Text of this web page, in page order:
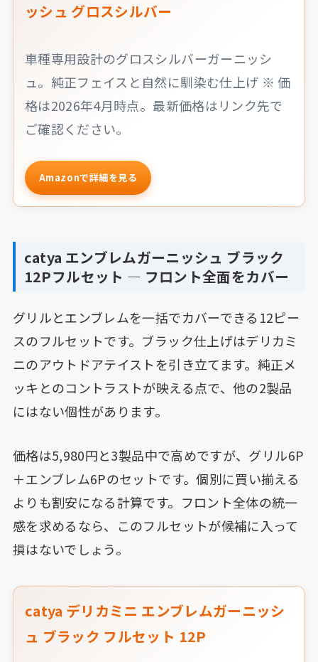
ッシュ グロスシルバー
車種専用設計のグロスシルバーガーニッシ
ュ。純正フェイスと自然に馴染む仕上げ ※ 価
格は2026年4月時点。最新価格はリンク先で
ご確認ください。
Amazonで詳細を見る
catya エンブレムガーニッシュ ブラック
12Pフルセット — フロント全面をカバー
グリルとエンブレムを一括でカバーできる12ピー
スのフルセットです。ブラック仕上げはデリカミ
ニのアウトドアテイストを引き立てます。純正メ
ッキとのコントラストが映える点で、他の2製品
にはない個性があります。
価格は5,980円と3製品中で高めですが、グリル6P
＋エンブレム6Pのセットです。個別に買い揃える
よりも割安になる計算です。フロント全体の統一
感を求めるなら、このフルセットが候補に入って
損はないでしょう。
catya デリカミニ エンブレムガーニッシ
ュ ブラック フルセット 12P